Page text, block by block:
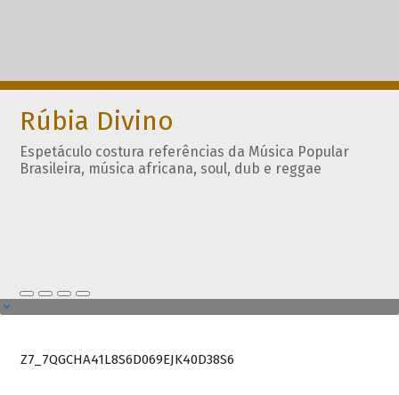
Rúbia Divino
Espetáculo costura referências da Música Popular
Brasileira, música africana, soul, dub e reggae
Z7_7QGCHA41L8S6D069EJK40D38S6